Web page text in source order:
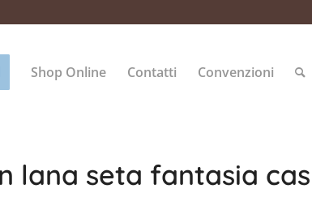
Shop Online Contatti Convenzioni
lana seta fantasia